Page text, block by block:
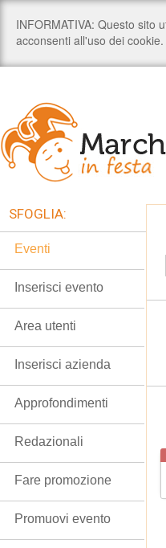
SFOGLIA:
Eventi
Inserisci evento
Area utenti
Inserisci azienda
Approfondimenti
Redazionali
Fare promozione
Promuovi evento